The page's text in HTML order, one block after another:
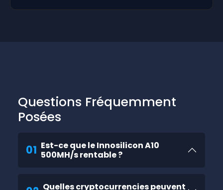
Questions Fréquemment
Posées
01 Est-ce que le Innosilicon A10
500MH/s rentable ?
Quelles cryptocurrencies peuvent